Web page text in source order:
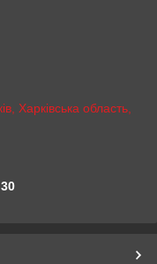
Харківська область,